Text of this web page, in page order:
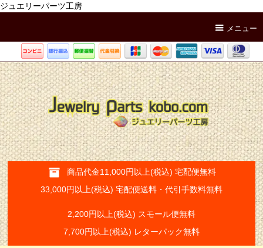
ジュエリーパーツ工房
メニュー
商品代金11,000円以上(税込) 宅配便無料
33,000円以上(税込) 宅配便送料・代引手数料無料
2,200円以上(税込) スモール便無料
7,700円以上(税込) レターパック無料